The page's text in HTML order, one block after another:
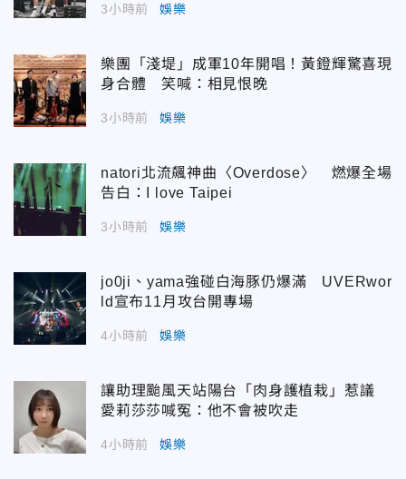
3小時前 娛樂
樂團「淺堤」成軍10年開唱！黃鐙輝驚喜現
身合體 笑喊：相見恨晚
3小時前 娛樂
natori北流飆神曲〈Overdose〉 燃爆全場
告白：I love Taipei
3小時前 娛樂
jo0ji、yama強碰白海豚仍爆滿 UVERwor
ld宣布11月攻台開專場
4小時前 娛樂
讓助理颱風天站陽台「肉身護植栽」惹議
愛莉莎莎喊冤：他不會被吹走
4小時前 娛樂